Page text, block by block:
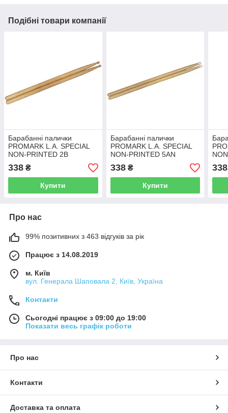
Подібні товари компанії
Барабанні палички
PROMARK L.A. SPECIAL
NON-PRINTED 2B
338 ₴
Купити
Барабанні палички
PROMARK L.A. SPECIAL
NON-PRINTED 5AN
338₴
Купити
338
Про нас
99% позитивних з 463 відгуків за рік
Працює з 14.08.2019
м. Київ
вул. Генерала Шаповала 2, Київ, Україна
Контакти
Сьогодні працює з 09:00 до 19:00
Показати весь графік роботи
Про нас
Контакти
Доставка та оплата